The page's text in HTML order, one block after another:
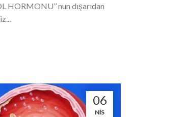
nun dışarıdan
06
NIS